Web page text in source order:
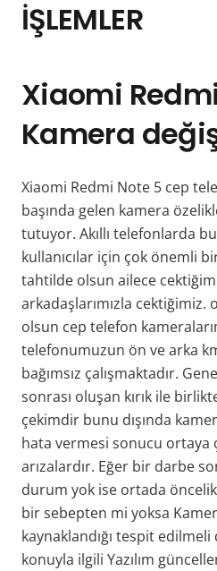
İŞLEMLER
Xiaomi
Kamera
Xiaomi Redmi Note 5 cep
başında gelen kamera
tutuyor. Akıllı telefonlarda
kullanıcılar için çok önemli
tahtilde olsun ailece
arkadaşlarımızla cektiğimiz.
olsun cep telefon
telefonumuzun ön ve arka
bağımsız çalışmaktadır.
sonrası oluşan kırık ile
çekimdir bunu dışında
hata vermesi sonucu ortaya
arızalardır. Eğer bir darbe
durum yok ise ortada
bir sebepten mi yoksa
kaynaklandığı tespit
konuyla ilgili Yazılım